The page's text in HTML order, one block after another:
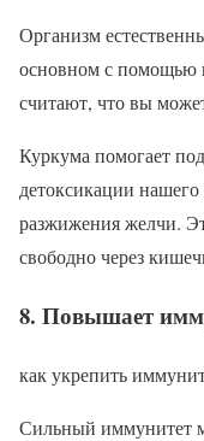
Организм
основном с помощью
считают, что вы
Куркума помогает
детоксикации
разжижения желчи.
свободно через
8. Повышает
как укрепить
Сильный иммунитет